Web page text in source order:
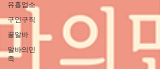
유흥업소
구인구직
꿀알바
알바의민
족